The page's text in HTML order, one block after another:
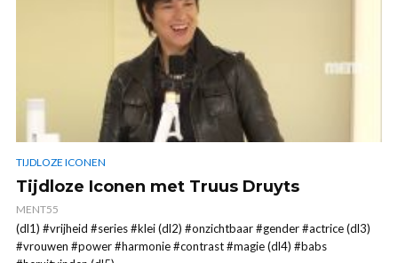
TIJDLOZE ICONEN
Tijdloze Iconen met Truus Druyts
MENT55
(dl1) #vrijheid #series #klei (dl2) #onzichtbaar #gender #actrice (dl3)
#vrouwen #power #harmonie #contrast #magie (dl4) #babs